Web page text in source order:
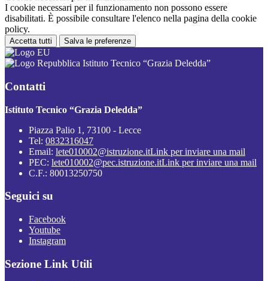
I cookie necessari per il funzionamento non possono essere
disabilitati. È possibile consultare l'elenco nella pagina della cookie
policy.
Accetta tutti Salva le preferenze
Istituto Tecnico “Grazia Deledda”
Contatti
Istituto Tecnico “Grazia Deledda”
Piazza Palio 1, 73100 - Lecce
Tel: 0832316047
Email: lete010002@istruzione.itLink per inviare una mail
PEC: lete010002@pec.istruzione.itLink per inviare una mail
C.F.: 80013250750
Seguici su
Facebook
Youtube
Instagram
Sezione Link Utili